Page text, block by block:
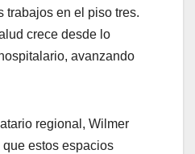
trabajos en el piso tres.
crece desde lo
avanzando
regional, Wilmer
estos espacios